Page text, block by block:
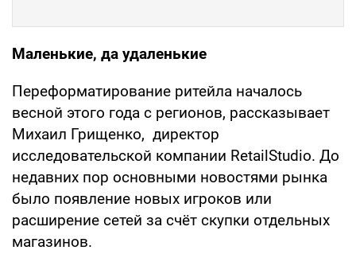
Маленькие, да удаленькие
Переформатирование ритейла началось
весной этого года с регионов, рассказывает
Михаил Грищенко, директор
исследовательской компании RetailStudio. До
недавних пор основными новостями рынка
было появление новых игроков или
расширение сетей за счёт скупки отдельных
магазинов.